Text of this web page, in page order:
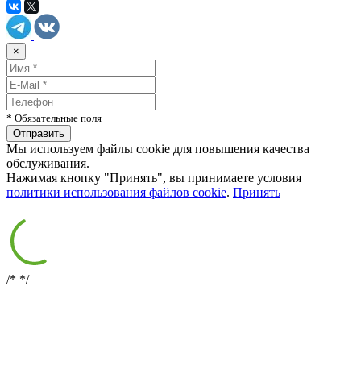
×
* Обязательные поля
Мы используем файлы cookie для повышения качества
обслуживания.
Нажимая кнопку "Принять", вы принимаете условия
политики использования файлов cookie. Принять
/* */